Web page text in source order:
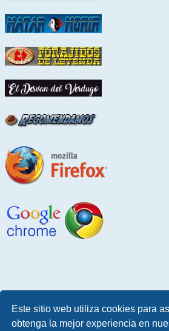
Este sitio web utiliza cookies para
obtenga la mejor experiencia en